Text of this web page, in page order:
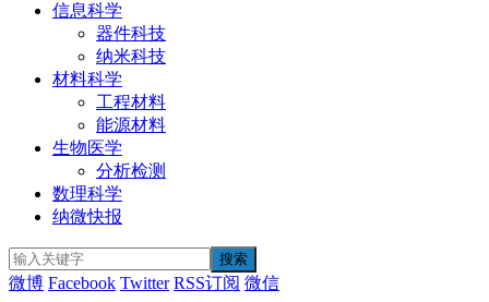
信息科学
器件科技
纳米科技
材料科学
工程材料
能源材料
生物医学
分析检测
数理科学
纳微快报
微博 Facebook Twitter RSS订阅 微信